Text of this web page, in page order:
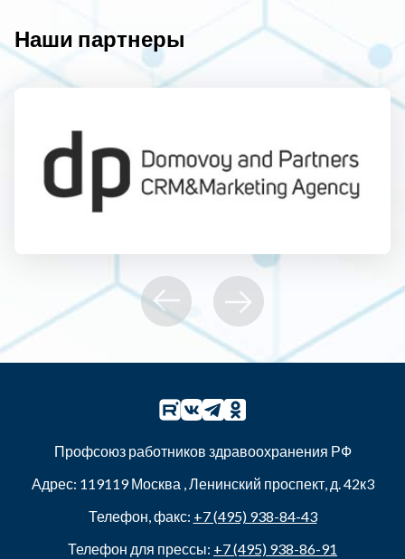
Наши партнеры
Профсоюз работников здравоохранения РФ
Адрес: 119119Москва ,Ленинский проспект, д. 42к3
Телефон, факс: +7 (495) 938-84-43
Телефон для прессы: +7 (495) 938-86-91